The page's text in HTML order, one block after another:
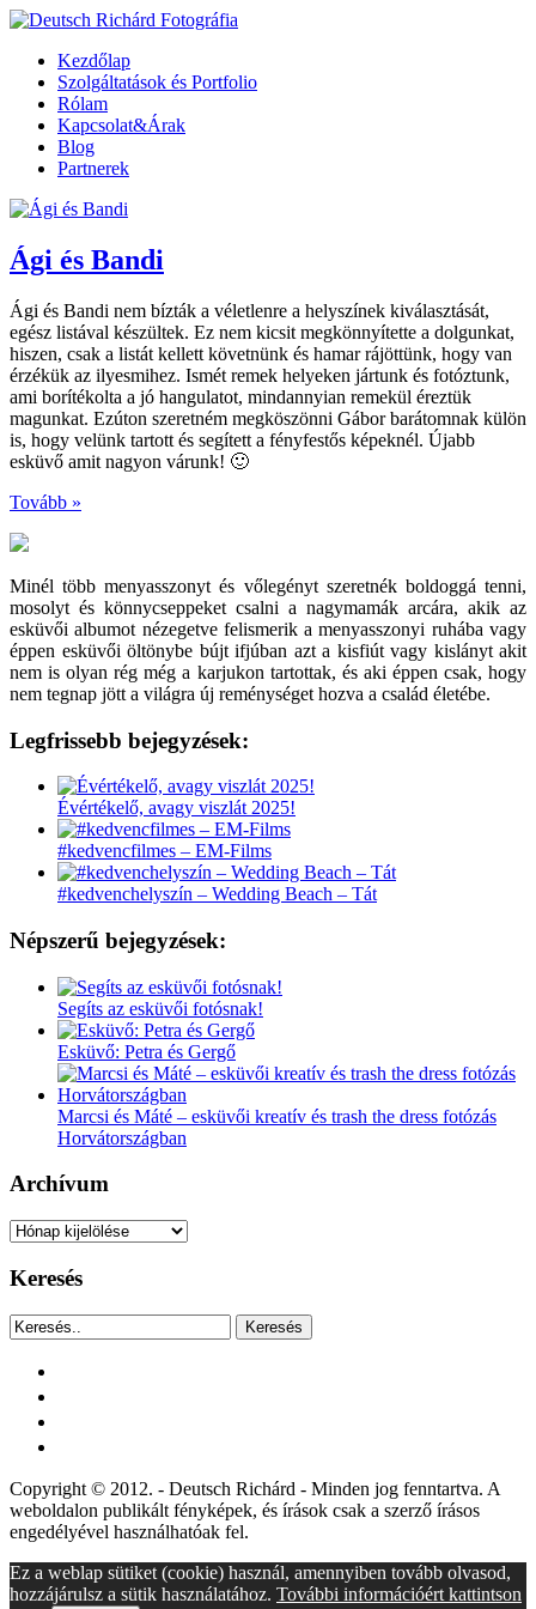
Kezdőlap
Szolgáltatások és Portfolio
Rólam
Kapcsolat&Árak
Blog
Partnerek
Ági és Bandi
Ági és Bandi nem bízták a véletlenre a helyszínek kiválasztását,
egész listával készültek. Ez nem kicsit megkönnyítette a dolgunkat,
hiszen, csak a listát kellett követnünk és hamar rájöttünk, hogy van
érzékük az ilyesmihez. Ismét remek helyeken jártunk és fotóztunk,
ami borítékolta a jó hangulatot, mindannyian remekül éreztük
magunkat. Ezúton szeretném megköszönni Gábor barátomnak külön
is, hogy velünk tartott és segített a fényfestős képeknél. Újabb
esküvő amit nagyon várunk! 🙂
Tovább »
Minél több menyasszonyt és vőlegényt szeretnék boldoggá tenni,
mosolyt és könnycseppeket csalni a nagymamák arcára, akik az
esküvői albumot nézegetve felismerik a menyasszonyi ruhába vagy
éppen esküvői öltönybe bújt ifjúban azt a kisfiút vagy kislányt akit
nem is olyan rég még a karjukon tartottak, és aki éppen csak, hogy
nem tegnap jött a világra új reménységet hozva a család életébe.
Legfrissebb bejegyzések:
Évértékelő, avagy viszlát 2025!
#kedvencfilmes – EM-Films
#kedvenchelyszín – Wedding Beach – Tát
Népszerű bejegyzések:
Segíts az esküvői fotósnak!
Esküvő: Petra és Gergő
Marcsi és Máté – esküvői kreatív és trash the dress fotózás
Horvátországban
Archívum
Archívum
Keresés
Keresés
Copyright © 2012. - Deutsch Richárd - Minden jog fenntartva. A
weboldalon publikált fényképek, és írások csak a szerző írásos
engedélyével használhatóak fel.
Ez a weblap sütiket (cookie) használ, amennyiben tovább olvasod,
hozzájárulsz a sütik használatához. További információért kattintson